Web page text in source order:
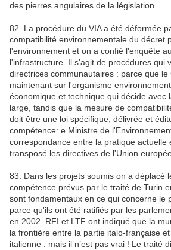
des pierres angulaires de la législation.
82. La procédure du VIA a été déformée
compatibilité environnementale du décret
l'environnement et on a confié l'enquête
l'infrastructure. Il s'agit de procédures qui
directrices communautaires : parce que le
maintenant sur l'organisme
économique et technique qui décide avec
large, tandis que la mesure de
doit être une loi spécifique, délivrée et
compétence: e Ministre de
correspondance entre la pratique actuelle
transposé les directives de l'Union
83. Dans les projets soumis on a déplacé
compétence prévus par le traité de Turin
sont fondamentaux en ce qui concerne le
parce qu'ils ont été ratifiés par les
en 2002. RFI et LTF ont indiqué que la
la frontière entre la partie italo-française
italienne : mais il n’est pas vrai ! Le traité